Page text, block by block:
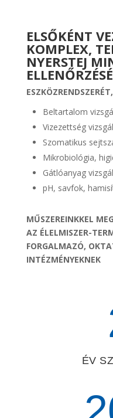
ELSŐKÉNT
KOMPLEX,
NYERSTEJ
Beltartalom
Vizezettség
Szomatikus
Mikrobiológia,
Gátlóanyag
pH, savfok,
MŰSZEREINKKEL
AZ ÉLELMISZER-
FORGALMAZÓ,
INTÉZMÉNYEKNEK
ÉV